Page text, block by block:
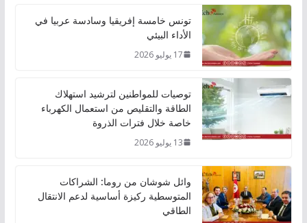
تونس خامسة إفريقيا وسادسة عربيا في
الأداء البيئي
17 يوليو 2026
توصيات للمواطنين لترشيد استهلاك
الطاقة والتقليص من استعمال الكهرباء
خاصة خلال فترات الذروة
13 يوليو 2026
وائل شوشان من روما: الشراكات
المتوسطية ركيزة أساسية لدعم الانتقال
الطاقي